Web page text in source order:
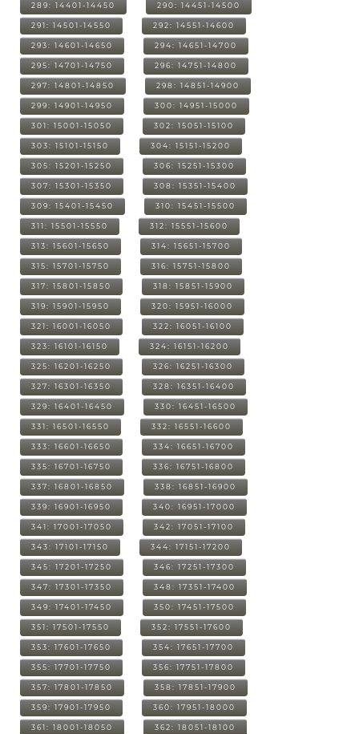
289: 14401-14450 290: 14451-14500
291: 14501-14550 292: 14551-14600
293: 14601-14650 294: 14651-14700
295: 14701-14750 296: 14751-14800
297: 14801-14850 298: 14851-14900
299: 14901-14950 300: 14951-15000
301: 15001-15050 302: 15051-15100
303: 15101-15150 304: 15151-15200
305: 15201-15250 306: 15251-15300
307: 15301-15350 308: 15351-15400
309: 15401-15450 310: 15451-15500
311: 15501-15550 312: 15551-15600
313: 15601-15650 314: 15651-15700
315: 15701-15750 316: 15751-15800
317: 15801-15850 318: 15851-15900
319: 15901-15950 320: 15951-16000
321: 16001-16050 322: 16051-16100
323: 16101-16150 324: 16151-16200
325: 16201-16250 326: 16251-16300
327: 16301-16350 328: 16351-16400
329: 16401-16450 330: 16451-16500
331: 16501-16550 332: 16551-16600
333: 16601-16650 334: 16651-16700
335: 16701-16750 336: 16751-16800
337: 16801-16850 338: 16851-16900
339: 16901-16950 340: 16951-17000
341: 17001-17050 342: 17051-17100
343: 17101-17150 344: 17151-17200
345: 17201-17250 346: 17251-17300
347: 17301-17350 348: 17351-17400
349: 17401-17450 350: 17451-17500
351: 17501-17550 352: 17551-17600
353: 17601-17650 354: 17651-17700
355: 17701-17750 356: 17751-17800
357: 17801-17850 358: 17851-17900
359: 17901-17950 360: 17951-18000
361: 18001-18050 362: 18051-18100